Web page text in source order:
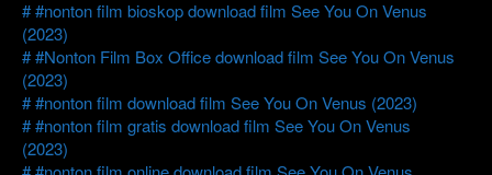
#nonton film bioskop download film See You On Venus
(2023)
#Nonton Film Box Office download film See You On Venus
(2023)
#nonton film download film See You On Venus (2023)
#nonton film gratis download film See You On Venus
(2023)